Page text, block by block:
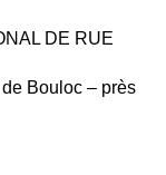
DE RUE
Bouloc – près